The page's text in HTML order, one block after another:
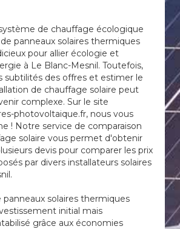
de chauffage écologique
panneaux solaires thermiques
pour allier écologie et
à Le Blanc-Mesnil. Toutefois,
subtilités des offres et estimer le
de chauffage solaire peut
complexe. Sur le site
photovoltaique.fr, nous vous
! Notre service de comparaison
solaire vous permet d'obtenir
devis pour comparer les prix
par divers installateurs solaires
panneaux solaires thermiques
initial mais
grâce aux économies